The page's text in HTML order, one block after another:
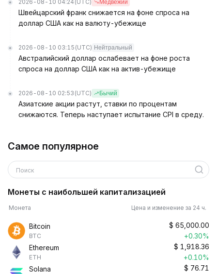
2026-08-10 04:24 (UTC) Медвежий
Швейцарский франк снижается на фоне спроса на
доллар США как на валюту-убежище
2026-08-10 03:15 (UTC) Нейтральный
Австралийский доллар ослабевает на фоне роста
спроса на доллар США как на актив-убежище
2026-08-10 02:53 (UTC) Бычий
Азиатские акции растут, ставки по процентам
снижаются. Теперь наступает испытание CPI в среду.
Самое популярное
Поиск
Монеты с наибольшей капитализацией
Монета Цена и изменение за 24 ч.
Bitcoin
BTC
$ 65,000.00
+0.30%
Ethereum
ETH
$ 1,918.36
+0.10%
Solana
$ 76.71